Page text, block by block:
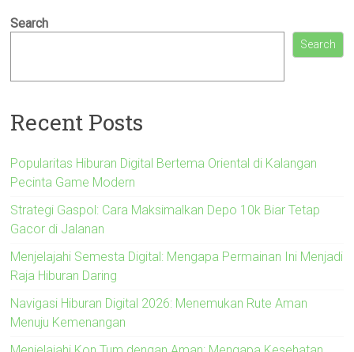
Search
Search
Recent Posts
Popularitas Hiburan Digital Bertema Oriental di Kalangan
Pecinta Game Modern
Strategi Gaspol: Cara Maksimalkan Depo 10k Biar Tetap
Gacor di Jalanan
Menjelajahi Semesta Digital: Mengapa Permainan Ini Menjadi
Raja Hiburan Daring
Navigasi Hiburan Digital 2026: Menemukan Rute Aman
Menuju Kemenangan